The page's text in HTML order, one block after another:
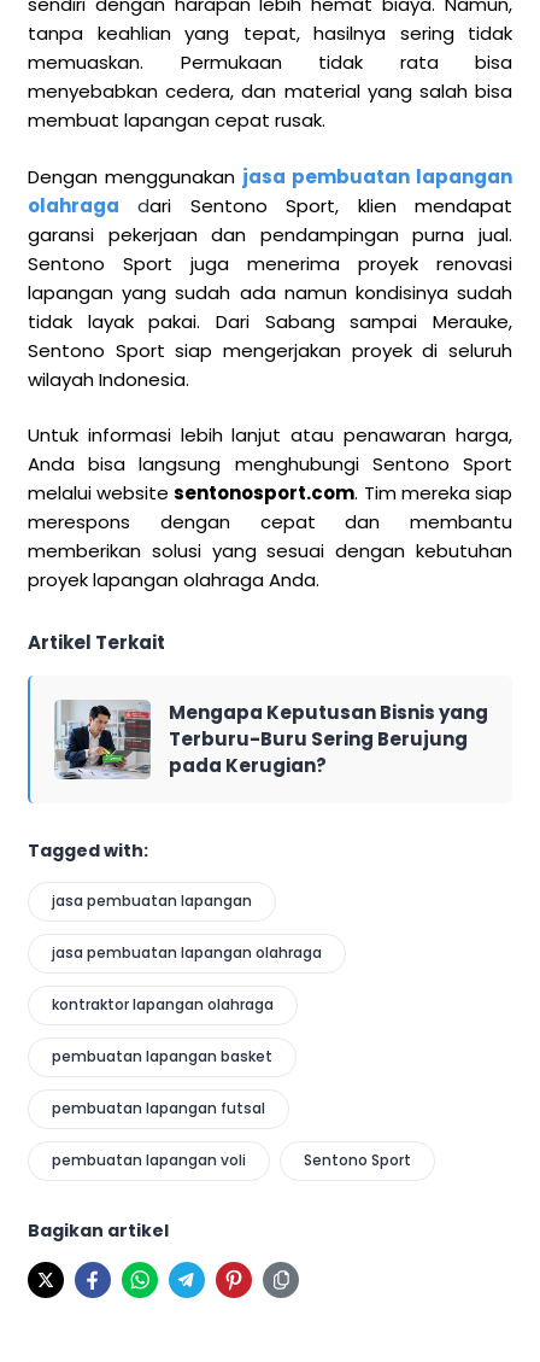
tanpa keahlian yang tepat, hasilnya sering tidak
memuaskan. Permukaan tidak rata bisa
menyebabkan cedera, dan material yang salah bisa
membuat lapangan cepat rusak.
Dengan menggunakan jasa pembuatan lapangan
olahraga dari Sentono Sport, klien mendapat
garansi pekerjaan dan pendampingan purna jual.
Sentono Sport juga menerima proyek renovasi
lapangan yang sudah ada namun kondisinya sudah
tidak layak pakai. Dari Sabang sampai Merauke,
Sentono Sport siap mengerjakan proyek di seluruh
wilayah Indonesia.
Untuk informasi lebih lanjut atau penawaran harga,
Anda bisa langsung menghubungi Sentono Sport
melalui websitesentonosport.com. Tim mereka siap
merespons dengan cepat dan membantu
memberikan solusi yang sesuai dengan kebutuhan
proyek lapangan olahraga Anda.
Artikel Terkait
Mengapa Keputusan Bisnis yang
Terburu-Buru Sering Berujung
pada Kerugian?
Tagged with:
jasa pembuatan lapangan
jasa pembuatan lapangan olahraga
kontraktor lapangan olahraga
pembuatan lapangan basket
pembuatan lapangan futsal
pembuatan lapangan voli Sentono Sport
Bagikan artikel